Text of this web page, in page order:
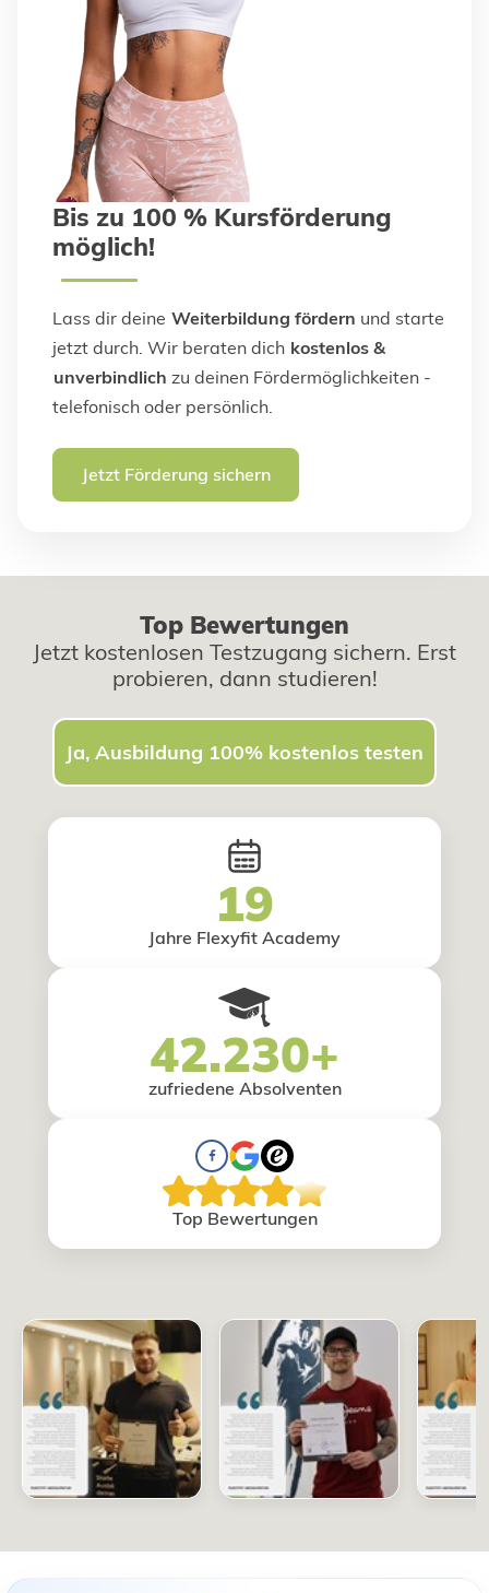
Bis zu 100 % Kursförderung
möglich!
Lass dir deine Weiterbildung fördern und starte
jetzt durch. Wir beraten dich kostenlos &
unverbindlich zu deinen Fördermöglichkeiten -
telefonisch oder persönlich.
Jetzt Förderung sichern
Top Bewertungen
Jetzt kostenlosen Testzugang sichern. Erst
probieren, dann studieren!
Ja, Ausbildung 100% kostenlos testen
19
Jahre Flexyfit Academy
42.230+
zufriedene Absolventen
Top Bewertungen